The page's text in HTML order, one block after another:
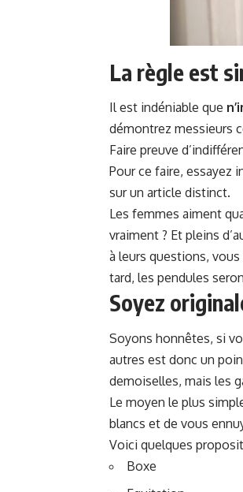
La règle est
Il est indéniable que
démontrez messieurs
Faire preuve
Pour ce faire, essayez
sur un article distinct.
Les femmes aiment
vraiment ? Et pleins
à leurs questions,
tard, les pendules
Soyez
Soyons honnêtes, si
autres est donc un
demoiselles, mais les
Le moyen le plus
blancs et de vous
Voici quelques
Boxe